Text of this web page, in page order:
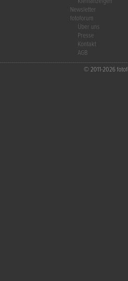
Newsletter
fotoforum
Über uns
Presse
Kontakt
AGB
© 2011-2026